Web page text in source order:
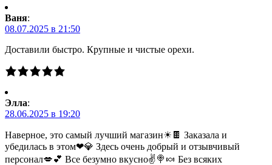
Ваня:
08.07.2025 в 21:50
Доставили быстро. Крупные и чистые орехи.
Элла:
28.06.2025 в 19:20
Наверное, это самый лучший магазин☀🍫 Заказала и
убедилась в этом❤💎 Здесь очень добрый и отзывчивый
персонал💋💕 Все безумно вкусно✌🍭🍬 Без всяких